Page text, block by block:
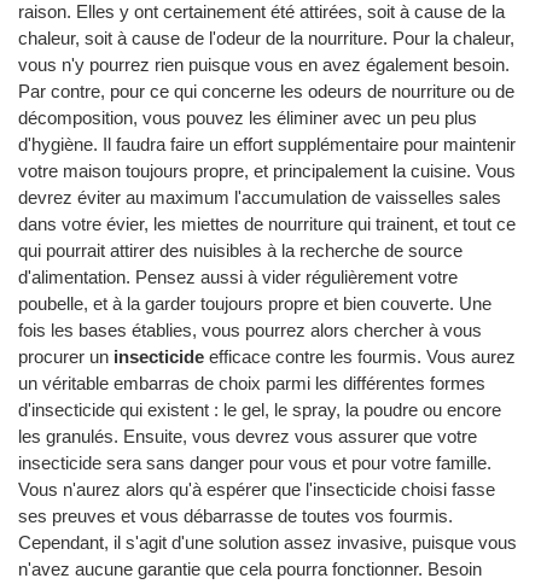
raison. Elles y ont certainement été attirées, soit à cause de la
chaleur, soit à cause de l'odeur de la nourriture. Pour la chaleur,
vous n'y pourrez rien puisque vous en avez également besoin.
Par contre, pour ce qui concerne les odeurs de nourriture ou de
décomposition, vous pouvez les éliminer avec un peu plus
d'hygiène. Il faudra faire un effort supplémentaire pour maintenir
votre maison toujours propre, et principalement la cuisine. Vous
devrez éviter au maximum l'accumulation de vaisselles sales
dans votre évier, les miettes de nourriture qui trainent, et tout ce
qui pourrait attirer des nuisibles à la recherche de source
d'alimentation. Pensez aussi à vider régulièrement votre
poubelle, et à la garder toujours propre et bien couverte. Une
fois les bases établies, vous pourrez alors chercher à vous
procurer un insecticide efficace contre les fourmis. Vous aurez
un véritable embarras de choix parmi les différentes formes
d'insecticide qui existent : le gel, le spray, la poudre ou encore
les granulés. Ensuite, vous devrez vous assurer que votre
insecticide sera sans danger pour vous et pour votre famille.
Vous n'aurez alors qu'à espérer que l'insecticide choisi fasse
ses preuves et vous débarrasse de toutes vos fourmis.
Cependant, il s'agit d'une solution assez invasive, puisque vous
n'avez aucune garantie que cela pourra fonctionner. Besoin